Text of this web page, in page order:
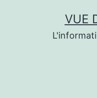
VUE